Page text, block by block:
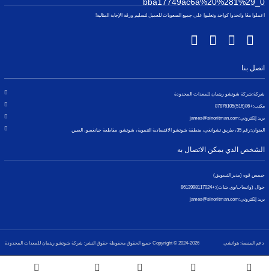
اعملوا معًا واتحدوا كواحد وتغلبوا على جميع الصعوبات للعميل لتسليم ورقة الإجابة المثالية!
اتصل بنا
شركة:شركة شوتشو ريتمان للمعدات المحدودة
مكتب:+86(516)87876105
بريد إلكتروني:james@sinoritman.com
العنوان:رقم 35، طريق تشوانغي، منطقة شوتشو الاقتصادية التنموية، شوتشو، مقاطعة جيانغسو، الصين
الشخص الذي يمكن الاتصال به
جيمس قوه (مدير التسويق)
جوال (واتساب/وي شات):+8613998117024
بريد إلكتروني:james@sinoritman.com
Copyright © 2024-2026 جميع الحقوق محفوظة حقوق النشر: شركة شوتشو ريتمان للمعدات المحدودة دعم المنصة: هواتشي